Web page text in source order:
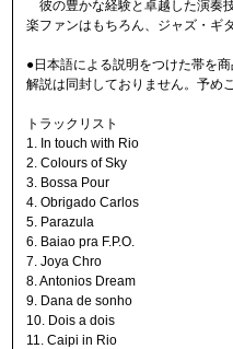
彼の豊かな経験と卓越した演奏
楽ファンはもちろん、ジャズ・ギ
●日本語による説明をつけた帯を
解説は同封しておりません。予め
トラックリスト
1. In touch with Rio
2. Colours of Sky
3. Bossa Pour
4. Obrigado Carlos
5. Parazula
6. Baiao pra F.P.O.
7. Joya Chro
8. Antonios Dream
9. Dana de sonho
10. Dois a dois
11. Caipi in Rio